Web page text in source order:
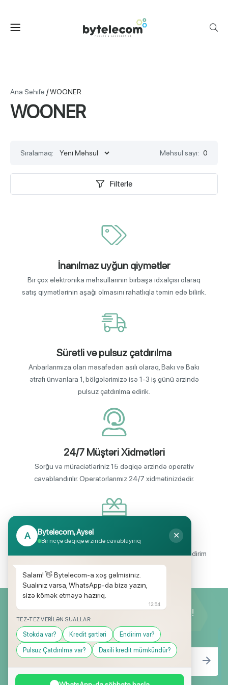
Ana Səhifə /WOONER
WOONER
Sıralamaq: Məhsul sayı: 0
Filterle
İnanılmaz uyğun qiymətlər
Bir çox elektronika məhsullarının birbaşa idxalçısı olaraq
satış qiymətlərinin aşağı olmasını rahatlıqla təmin edə bilirik.
Sürətli və pulsuz çatdırılma
Anbarlarımıza olan məsafədən asılı olaraq, Bakı və Bakı
ətrafı ünvanlara 1, bölgələrimizə isə 1-3 iş günü ərzində
pulsuz çatdırılma edirik.
24/7 Müştəri Xidmətləri
Sorğu və müraciətləriniz 15 dəqiqə ərzində operativ
cavablandırılır. Operatorlarımız 24/7 xidmətinizdədir.
Endirimli məhsul seçimi
Mağazalarımızda mütəmadi olaraq, yüksək məbləğli endirim
və hədiyyə kampaniyaları keçirilir.
Yeniliklərimizdən ilk siz xəbərdar olun!
A Bytelecom, Aysel
Bir neçə dəqiqə ərzində cavablayırıq
✕
Salam! 👋 Bytelecom-a xoş gəlmisiniz.
Sualınız varsa, WhatsApp-da bizə yazın,
sizə kömək etməyə hazırıq.
12:54
TEZ-TEZ VERILƏN SUALLAR:
Stokda var? Kredit şərtləri Endirim var?
Pulsuz Çatdırılma var? Daxili kredit mümkündür?